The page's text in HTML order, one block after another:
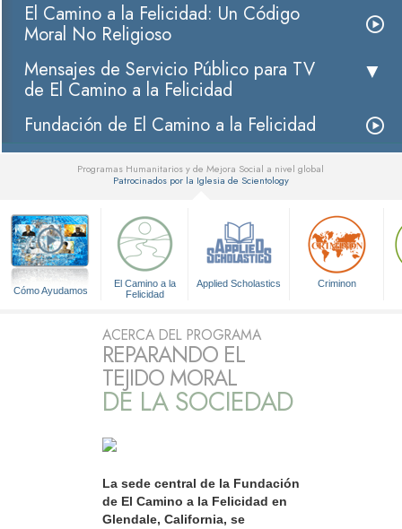
El Camino a la Felicidad: Un Código
Moral No Religioso
Mensajes de Servicio Público para TV
de El Camino a la Felicidad
Fundación de El Camino a la Felicidad
Programas Humanitarios y de Mejora Social a nivel global
Patrocinados por la Iglesia de Scientology
Cómo Ayudamos
El Camino a la
Felicidad
Applied Scholastics Criminon
ACERCA DEL PROGRAMA
REPARANDO EL
TEJIDO MORAL
DE LA SOCIEDAD
La sede central de la Fundación
de El Camino a la Felicidad en
Glendale, California, se